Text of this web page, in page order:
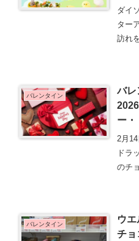
ア
イ
ダイ
ター
訪れ
イン
バレンタイン
バレ
ー・
アで
め！
2月
ドラ
のチ
タイ
バレンタイン
ウ
チョ